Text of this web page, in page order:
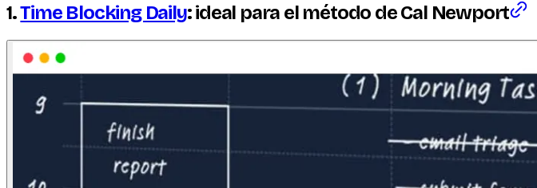
1.Time Blocking Daily: ideal para el método de Cal Newport